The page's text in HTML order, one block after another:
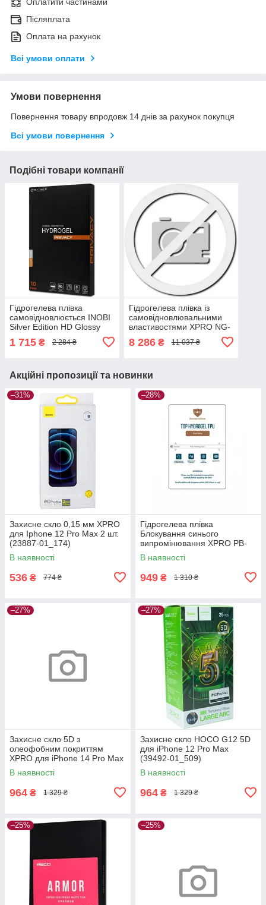
Оплатити частинами
Післяплата
Оплата на рахунок
Всі умови оплати
Умови повернення
Повернення товару впродовж 14 днів за рахунок покупця
Всі умови повернення
Подібні товари компанії
Гідрогелева плівка
самовідновлюється INOBI
Silver Edition HD Glossy
01_1271)
1 715 ₴ 2 284 ₴
Гідрогелева плівка із
самовідновлювальними
властивостями XPRO NG-
01_5202)
8 286₴ 11 037 ₴
Акційні пропозиції та новинки
–31%
Захисне скло 0,15 мм XPRO
для Iphone 12 Pro Max 2 шт.
(23887-01_174)
В наявності
536 ₴ 774 ₴
–28%
Гідрогелева плівка
Блокування синього
випромінювання XPRO PB-
003 (24028-01_554)
В наявності
949 ₴ 1 310 ₴
–27%
Захисне скло 5D з
олеофобним покриттям
XPRO для iPhone 14 Pro Max
25 шт (39496-01_507)
В наявності
964 ₴ 1 329 ₴
–27%
Захисне скло HOCO G12 5D
для iPhone 12 Pro Max
(39492-01_509)
В наявності
964 ₴ 1 329 ₴
–25% –25%